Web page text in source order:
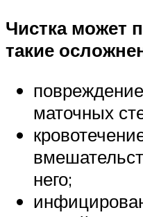
Чистка может
такие
маточных
него;